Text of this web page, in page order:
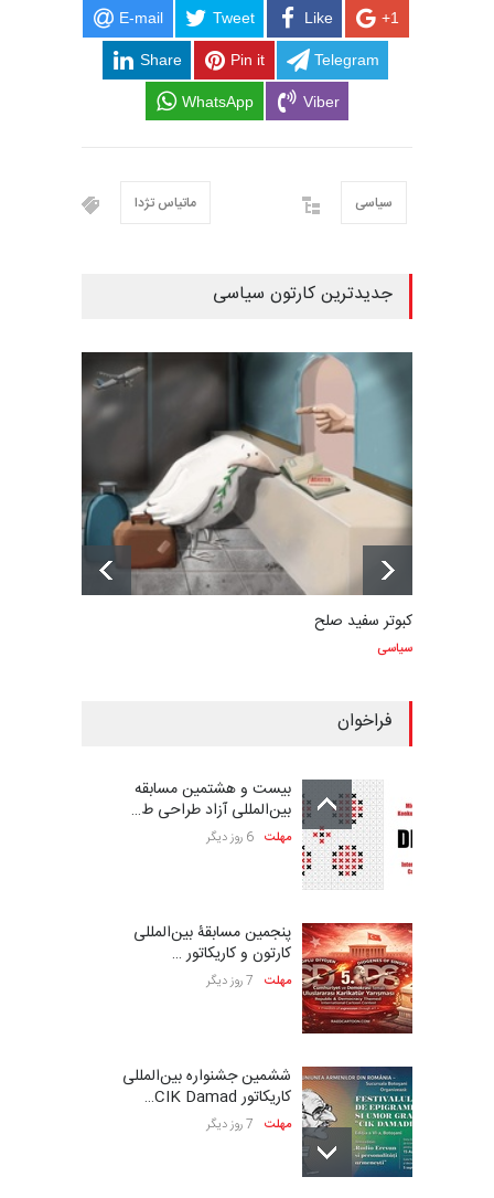
E-mail Tweet Like +1
Share Pin it Telegram
WhatsApp Viber
ماتیاس تژدا سیاسی
جدیدترین کارتون سیاسی
کبوتر سفید صلح
سیاسی
فراخوان
بیست و هشتمین مسابقه
بین‌المللی آزاد طراحی ط…
مهلت 6 روز دیگر
پنجمین مسابقۀ بین‌المللی
کارتون و کاریکاتور …
مهلت 7 روز دیگر
ششمین جشنواره بین‌المللی
کاریکاتور CIK Damad…
مهلت 7 روز دیگر